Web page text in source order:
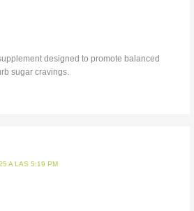
designed to promote balanced
sugar cravings.
A LAS 5:19 PM